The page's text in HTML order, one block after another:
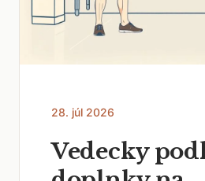
28. júl 2026
Vedecky